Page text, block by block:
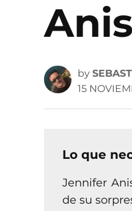
by
15
Lo que
Jennifer
de su